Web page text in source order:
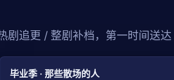
剧追更 / 整剧补档，第一时间送达
毕业季 · 那些散场的人